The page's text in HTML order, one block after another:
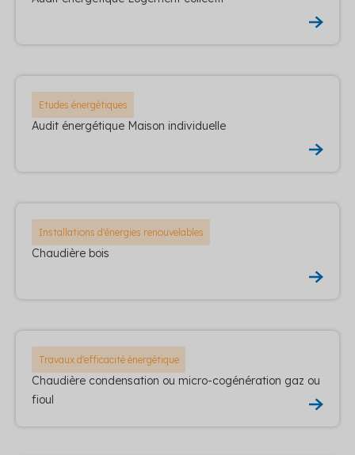
Etudes énergétiques
Audit énergétique Maison individuelle
Installations d'énergies renouvelables
Chaudière bois
Travaux d'efficacité énergétique
Chaudière condensation ou micro-cogénération gaz ou
fioul